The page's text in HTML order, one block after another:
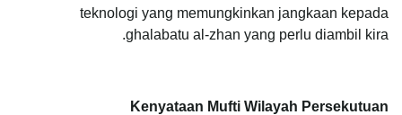
teknologi yang memungkinkan jangkaan kepada
ghalabatu al-zhan yang perlu diambil kira.
Kenyataan Mufti Wilayah Persekutuan